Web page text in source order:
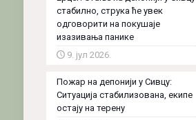
стабилно, струка ће увек
одговорити на покушаје
изазивања панике
9. јул 2026.
Пожар на депонији у Сивцу:
Ситуација стабилизована, екипе
остају на терену